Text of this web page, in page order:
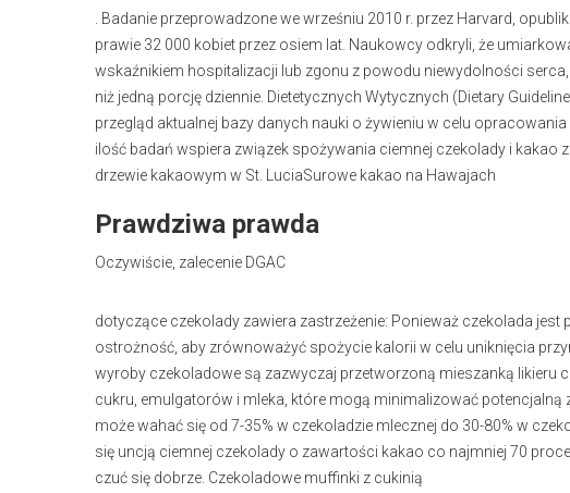
. Badanie przeprowadzone we wrześniu 2010 r. przez Harvard,
prawie 32 000 kobiet przez osiem lat. Naukowcy odkryli, że
wskaźnikiem hospitalizacji lub zgonu z powodu niewydolności
niż jedną porcję dziennie. Dietetycznych Wytycznych (Dietary
przegląd aktualnej bazy danych nauki o żywieniu w celu
ilość badań wspiera związek spożywania ciemnej czekolady i
drzewie kakaowym w St. LuciaSurowe kakao na Hawajach
Prawdziwa prawda
Oczywiście, zalecenie DGAC
dotyczące czekolady zawiera zastrzeżenie: Ponieważ czekolada
ostrożność, aby zrównoważyć spożycie kalorii w celu uniknięcia
wyroby czekoladowe są zazwyczaj przetworzoną mieszanką likieru
cukru, emulgatorów i mleka, które mogą minimalizować
może wahać się od 7-35% w czekoladzie mlecznej do 30-80% w
się uncją ciemnej czekolady o zawartości kakao co najmniej 70
czuć się dobrze. Czekoladowe muffinki z cukinią